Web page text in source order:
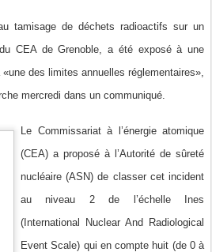
tamisage de déchets radioactifs sur un
CEA de Grenoble, a été exposé à une
des limites annuelles réglementaires»,
mercredi dans un communiqué.
Le Commissariat à l’énergie atomique
(CEA) a proposé à l’Autorité de sûreté
nucléaire (ASN) de classer cet incident
au niveau 2 de l’échelle Ines
(International Nuclear And Radiological
Event Scale) qui en compte huit (de 0 à